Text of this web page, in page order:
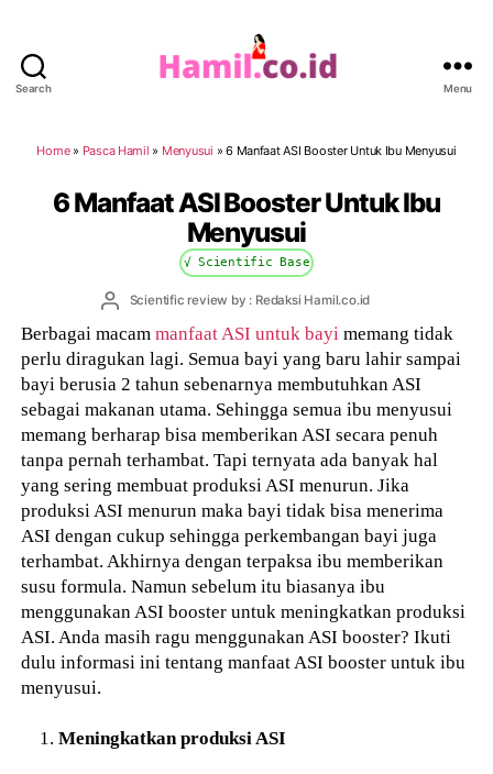
Search Menu
Home» Pasca Hamil » Menyusui »6 Manfaat ASI Booster Untuk Ibu Menyusui
6 Manfaat ASI Booster Untuk Ibu
Menyusui
√ Scientific Base
PostScientific review by : Redaksi Hamil.co.id
Berbagai macammanfaat ASI untuk bayi memang tidak
perlu diragukan lagi. Semua bayi yang baru lahir sampai
bayi berusia 2 tahun sebenarnya membutuhkan ASI
sebagai makanan utama. Sehingga semua ibu menyusui
memang berharap bisa memberikan ASI secara penuh
tanpa pernah terhambat. Tapi ternyata ada banyak hal
yang sering membuat produksi ASI menurun. Jika
produksi ASI menurun maka bayi tidak bisa menerima
ASI dengan cukup sehingga perkembangan bayi juga
terhambat. Akhirnya dengan terpaksa ibu memberikan
susu formula. Namun sebelum itu biasanya ibu
menggunakan ASI booster untuk meningkatkan produksi
ASI. Anda masih ragu menggunakan ASI booster? Ikuti
dulu informasi ini tentang manfaat ASI booster untuk ibu
menyusui.
Meningkatkan produksi ASI